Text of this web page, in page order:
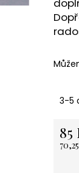
3-5
85
KARTONOVÁ